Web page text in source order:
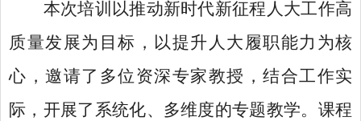
本次培训以推动新时代新征程人大工作高
质量发展为目标，以提升人大履职能力为核
心，邀请了多位资深专家教授，结合工作实
际，开展了系统化、多维度的专题教学。课程